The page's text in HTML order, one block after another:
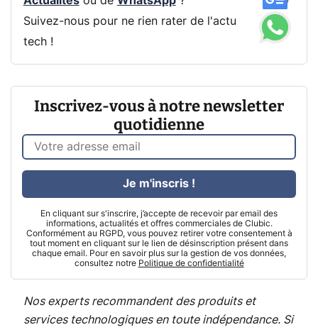
Suivez-nous pour ne rien rater de l'actu
tech !
Inscrivez-vous à notre newsletter
quotidienne
En cliquant sur s'inscrire, j’accepte de recevoir par email des
informations, actualités et offres commerciales de Clubic.
Conformément au RGPD, vous pouvez retirer votre consentement à
tout moment en cliquant sur le lien de désinscription présent dans
chaque email. Pour en savoir plus sur la gestion de vos données,
consultez notre Politique de confidentialité
Je m'inscris !
Nos experts recommandent des produits et
services technologiques en toute indépendance. Si